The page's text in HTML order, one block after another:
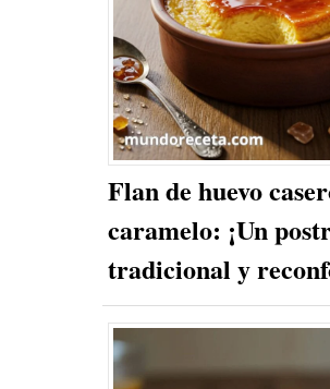
Flan de huevo
caramelo: ¡Un
tradicional y